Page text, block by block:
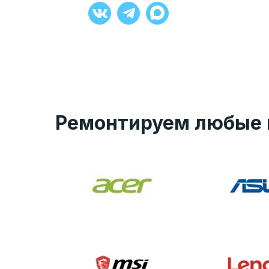
+7 (929) 008-27-90
Ремонтируем любые